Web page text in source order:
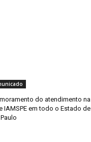
do atendimento na
IAMSPE em todo o Estado de